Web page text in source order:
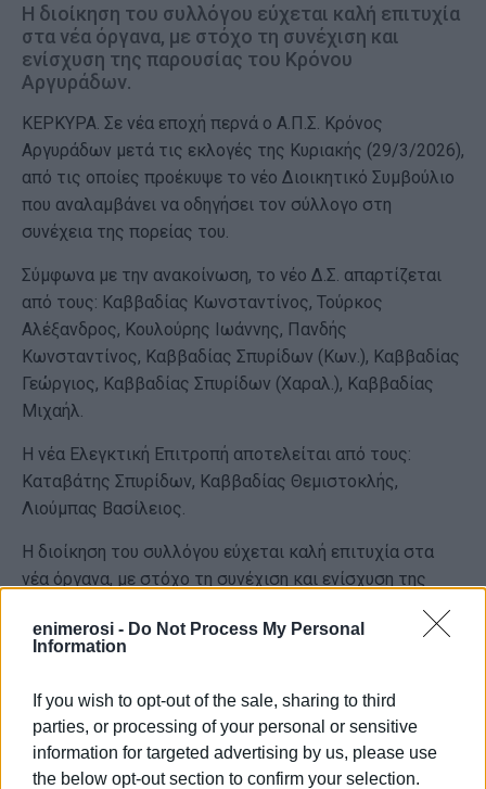
enimerosi - Do Not Process My Personal
Information
If you wish to opt-out of the sale, sharing to third
parties, or processing of your personal or sensitive
information for targeted advertising by us, please use
the below opt-out section to confirm your selection.
Η διοίκηση του συλλόγου εύχεται καλή επιτυχία
στα νέα όργανα, με στόχο τη συνέχιση και
ενίσχυση της παρουσίας του Κρόνου
Αργυράδων.
ΚΕΡΚΥΡΑ. Σε νέα εποχή περνά ο Α.Π.Σ. Κρόνος
Αργυράδων μετά τις εκλογές της Κυριακής (29/3/2026),
από τις οποίες προέκυψε το νέο Διοικητικό Συμβούλιο
που αναλαμβάνει να οδηγήσει τον σύλλογο στη
συνέχεια της πορείας του.
Σύμφωνα με την ανακοίνωση, το νέο Δ.Σ. απαρτίζεται
από τους: Καββαδίας Κωνσταντίνος, Τούρκος
Αλέξανδρος, Κουλούρης Ιωάννης, Πανδής
Κωνσταντίνος, Καββαδίας Σπυρίδων (Κων.), Καββαδίας
Γεώργιος, Καββαδίας Σπυρίδων (Χαραλ.), Καββαδίας
Μιχαήλ.
Η νέα Ελεγκτική Επιτροπή αποτελείται από τους:
Καταβάτης Σπυρίδων, Καββαδίας Θεμιστοκλής,
Λιούμπας Βασίλειος.
Η διοίκηση του συλλόγου εύχεται καλή επιτυχία στα
νέα όργανα, με στόχο τη συνέχιση και ενίσχυση της
Εμφανίσεις: 2420